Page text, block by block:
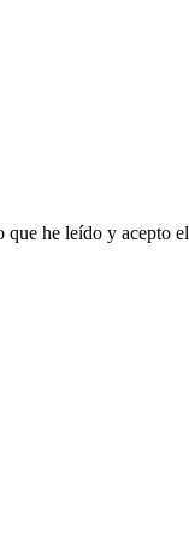
he leído y acepto el